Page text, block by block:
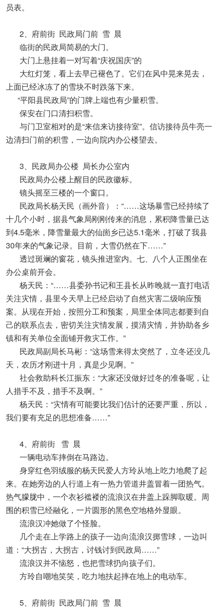
员表。
2、府前街 民政局门前 雪 晨
临街的民政局简易的大门。
大门上悬挂着一对写着“庆祝国庆”的
大红灯笼，看上去早已褪色了。它们在风中晃来晃去，
上面已经冰冻了的雪块不时跌落下来。
“平阳县民政局”的门牌上端也有少量积雪。
保安在门口清扫积雪。
与门卫室相对的是“来信来访接待室”。信访接待员牛亮一
边清扫门前的积雪，一边向院内办公楼望去。
3、民政局办公楼 局长办公室内
民政局办公楼上醒目的民政徽标。
镜头摇至三楼的一个窗口。
民政局长杨天民（画外音）：“……这场暴雪已经持续了
十几个小时，据县气象局刚刚传来的消息，累积降雪量已达
到4.5毫米，降雪量最大的仙崮乡已达5.1毫米，打破了我县
30年来的气象记录。目前，大雪仍然在下……”
透过斑斓的窗花，镜头推进室内。七、八个人正围坐在
办公桌前开会。
杨天民：“……县委孙书记和王县长从昨晚就一直打电话
关注灾情，县里今天早上已经启动了自然灾害二级响应预
案。从现在开始，按照分工和预案，局里全体同志都要到自
己的联系点去，密切关注灾情发展，摸清灾情，并协助各乡
镇和有关单位全面铺开救灾工作。”
民政局副局长马彬：“这场雪来得太突然了，立冬还没几
天，农历才刚进十月，真是少见啊。”
社会救助科长江振东：“大家还没做好过冬的准备呢，让
人措手不及，措手不及啊。”
杨天民：“灾情有可能要比我们估计的还要严重，所以，
我们要有充足的思想准备……”
4、府前街 雪 晨
一辆电动车摔倒在马路边。
身穿红色羽绒服的杨天民爱人方玲从地上吃力地爬了起
来。在她旁边的人行道上有一热力管道井盖冒着一团热气。
热气朦胧中，一个衣衫褴褛的流浪汉在井盖上跺脚取暖。周
围的积雪已经融化，一片圆形的黑色空地格外显眼。
流浪汉冲她做了个怪脸。
几个走在上学路上的孩子一边向流浪汉掷雪球，一边叫
道：“大拐古，大拐古，讨钱讨到民政局……”
流浪汉并不恼怒，也把雪球扔向孩子们。
方玲自嘲地笑笑，吃力地扶起摔在地上的电动车。
5、府前街 民政局门前 雪 晨